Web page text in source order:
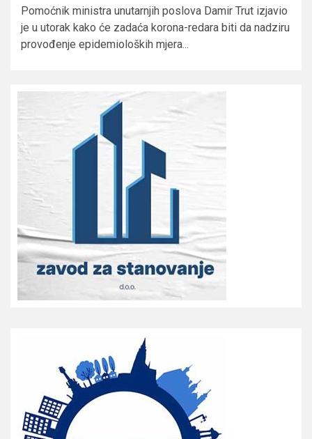
Pomoćnik ministra unutarnjih poslova Damir Trut izjavio
je u utorak kako će zadaća korona-redara biti da nadziru
provođenje epidemioloških mjera...